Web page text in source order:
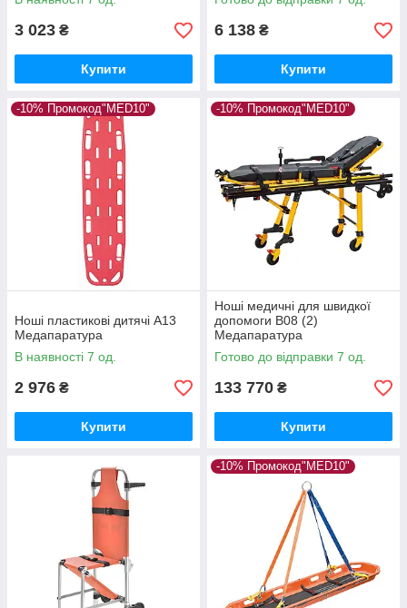
3 023 ₴
Купити
6 138 ₴
Купити
-10% Промокод"MED10"
Ноші пластикові дитячі А13
Медапаратура
В наявності 7 од.
2 976 ₴
Купити
-10% Промокод"MED10"
Ноші медичні для швидкої
допомоги B08 (2)
Медапаратура
Готово до відправки 7 од.
133 770 ₴
Купити
-10% Промокод"MED10"